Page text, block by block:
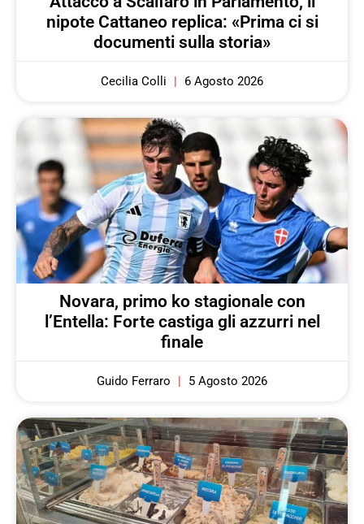
nipote Cattaneo replica: «Prima ci si
documenti sulla storia»
Cecilia Colli 6 Agosto 2026
Novara, primo ko stagionale con
l’Entella: Forte castiga gli azzurri nel
finale
Guido Ferraro 5 Agosto 2026